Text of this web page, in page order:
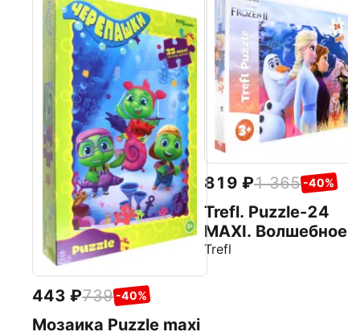
443 739 -40%
Мозаика Puzzle maxi
819 1 365 -40%
Trefl. Puzzle-24
MAXI. Волшебное
путешествие,
Фрозен2
Trefl